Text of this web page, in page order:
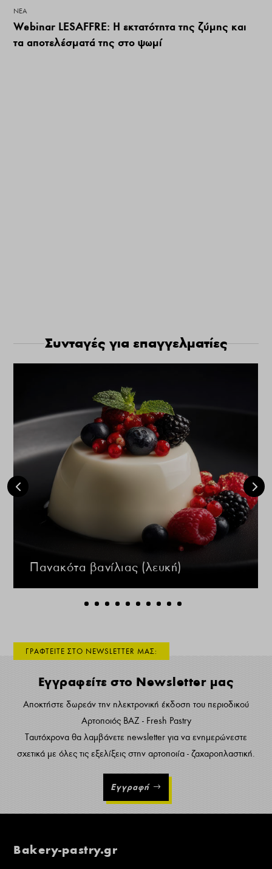
ΝΕΑ
Webinar LESAFFRE: H εκτατότητα της ζύμης και
τα αποτελέσματά της στο ψωμί
Συνταγές για επαγγελματίες
Πανακότα βανίλιας (λευκή)
ΓΡΑΦΤΕΙΤΕ ΣΤΟ NEWSLETTER ΜΑΣ:
Εγγραφείτε στο Newsletter μας
Αποκτήστε δωρεάν την ηλεκτρονική έκδοση του περιοδικού
Αρτοποιός ΒΑΖ - Fresh Pastry
Ταυτόχρονα θα λαμβάνετε newsletter για να ενημερώνεστε
σχετικά με όλες τις εξελίξεις στην αρτοποιία - ζαχαροπλαστική.
Εγγραφή
Bakery-pastry.gr